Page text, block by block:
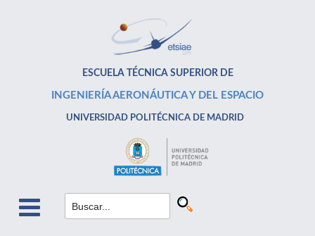
ESCUELA TÉCNICA SUPERIOR DE
INGENIERÍA AERONÁUTICA Y DEL ESPACIO
UNIVERSIDAD POLITÉCNICA DE MADRID